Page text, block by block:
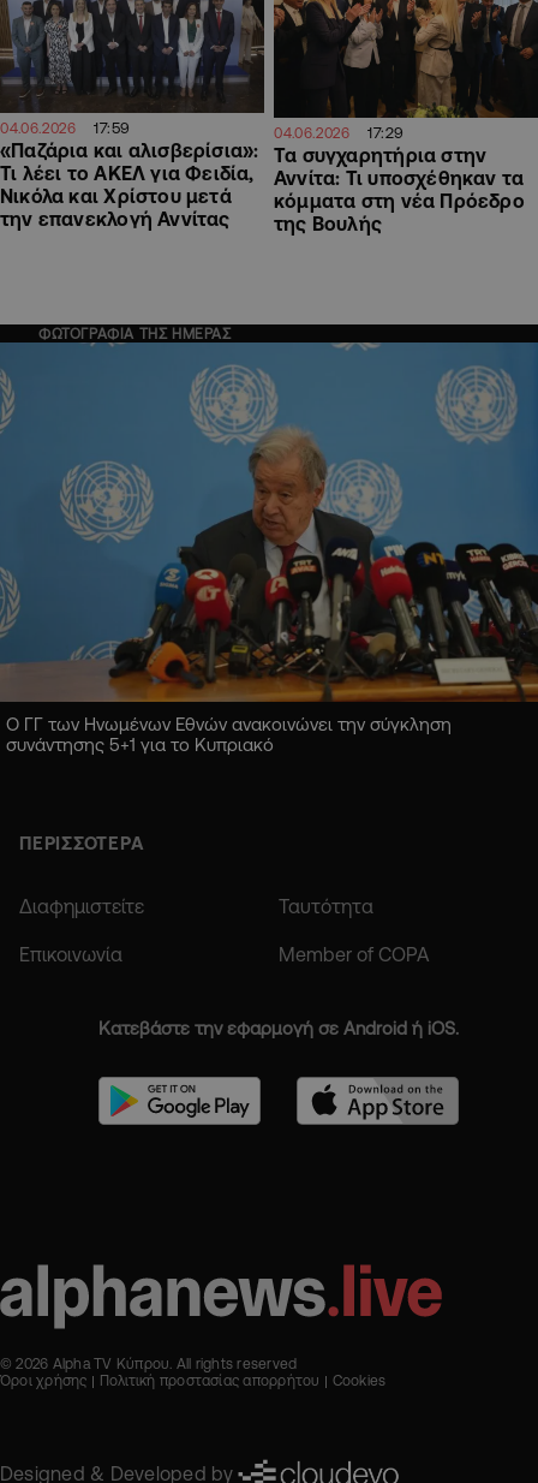
04.06.2026 17:59
«Παζάρια και αλισβερίσια»:
Τι λέει το ΑΚΕΛ για Φειδία,
Νικόλα και Χρίστου μετά
την επανεκλογή Αννίτας
04.06.2026 17:29
Τα συγχαρητήρια στην
Αννίτα: Τι υποσχέθηκαν τα
κόμματα στη νέα Πρόεδρο
της Βουλής
ΦΩΤΟΓΡΑΦΙΑ ΤΗΣ ΗΜΕΡΑΣ
Ο ΓΓ των Ηνωμένων Εθνών ανακοινώνει την σύγκληση
συνάντησης 5+1 για το Κυπριακό
ΠΕΡΙΣΣΟΤΕΡΑ
Διαφημιστείτε Ταυτότητα
Επικοινωνία Member of COPA
Κατεβάστε την εφαρμογή σε Android ή iOS.
© 2026 Alpha TV Κύπρου. All rights reserved
Όροι χρήσης
Πολιτική προστασίας απορρήτου Cookies
Designed & Developed by